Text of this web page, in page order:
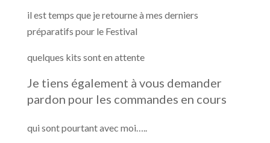
il est temps que je retourne à mes derniers
préparatifs pour le Festival
quelques kits sont en attente
Je tiens également à vous demander
pardon pour les commandes en cours
qui sont pourtant avec moi…..